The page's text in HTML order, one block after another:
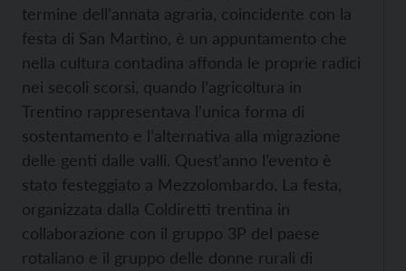
termine dell’annata agraria, coincidente con la
festa di San Martino, è un appuntamento che
nella cultura contadina affonda le proprie radici
nei secoli scorsi, quando l’agricoltura in
Trentino rappresentava l’unica forma di
sostentamento e l’alternativa alla migrazione
delle genti dalle valli. Quest’anno l’evento è
stato festeggiato a Mezzolombardo. La festa,
organizzata dalla Coldiretti trentina in
collaborazione con il gruppo 3P del paese
rotaliano e il gruppo delle donne rurali di